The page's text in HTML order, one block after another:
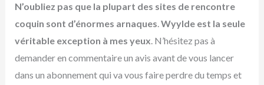
N’oubliez pas que la plupart des sites de rencontre
coquin sont d’énormes arnaques.Wyylde est la seule
véritable exception à mes yeux. N’hésitez pas à
demander en commentaire un avis avant de vous lancer
dans un abonnement qui va vous faire perdre du temps et